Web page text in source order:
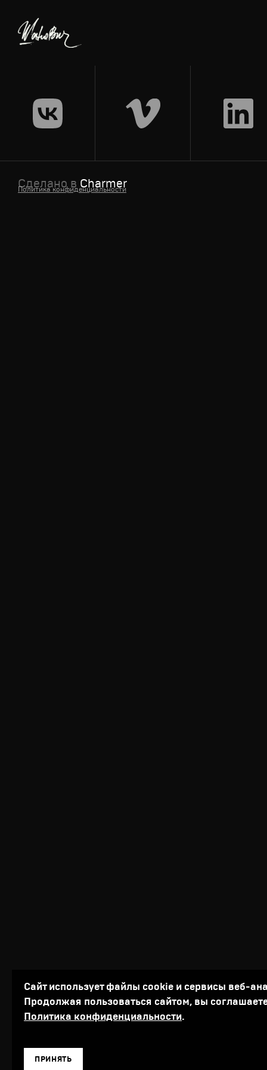
Сделано в Charmer
Политика конфиденциальности
Сайт использует файлы cookie и сервисы веб-
Продолжая пользоваться сайтом, вы
Политика конфиденциальности.
ПРИНЯТЬ